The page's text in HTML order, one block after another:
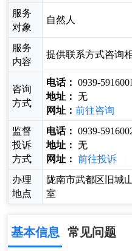
服务
对象
自然人
服务
内容
提供联系方式咨询
咨询
方式
电话： 0939-5916001
地址： 无
网址：前往咨询
监督
投诉
方式
电话： 0939-
地址： 无
网址：
前往投诉
办理
地点
陇南市武都区旧城
室
基本信息 常见问题